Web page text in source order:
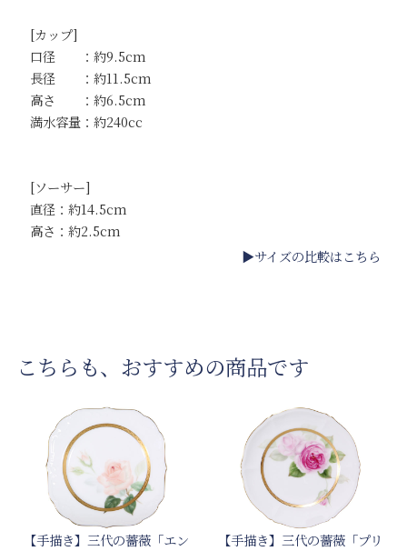
[カップ]
口径 ：約9.5cm
長径 ：約11.5cm
高さ ：約6.5cm
満水容量：約240cc
[ソーサー]
直径：約14.5cm
高さ：約2.5cm
▶サイズの比較はこちら
こちらも、おすすめの商品です
【手描き】三代の薔薇「エン
【手描き】三代の薔薇「プリ